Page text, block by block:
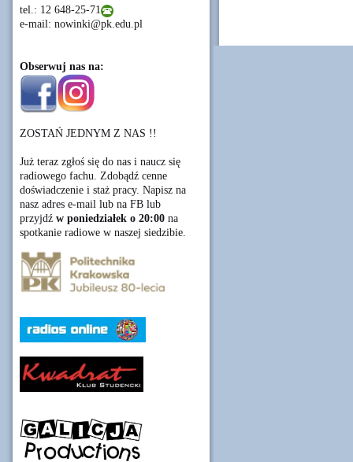
tel.: 12 648-25-71
e-mail: nowinki@pk.edu.pl
Obserwuj nas na:
ZOSTAŃ JEDNYM Z NAS !!
Już teraz zgłoś się do nas i naucz się
radiowego fachu. Zdobądź cenne
doświadczenie i staż pracy. Napisz na
nasz adres e-mail lub na FB lub
przyjdź w poniedziałek o 20:00 na
spotkanie radiowe w naszej siedzibie.